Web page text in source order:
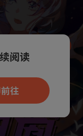
App新用
阅读
往